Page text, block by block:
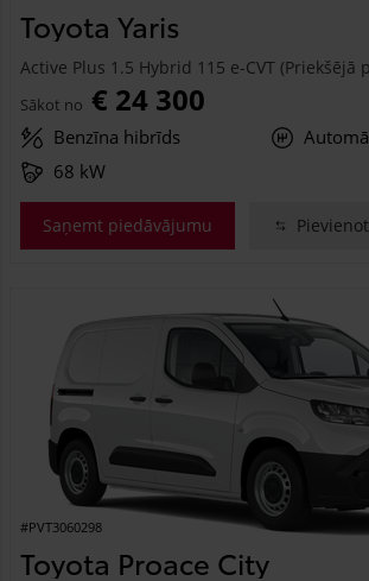
Toyota Yaris
Active Plus 1.5 Hybrid 115 e-CVT (Priekšējā
Sākot no € 24 300
Benzīna hibrīds
68 kW
Saņemt piedāvājumu
#PVT3060298
Toyota Proace City